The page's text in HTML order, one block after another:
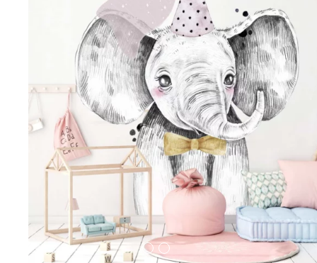
Papier peint Fleurs
29,90€
Papier peint jungle
beige
29,90€